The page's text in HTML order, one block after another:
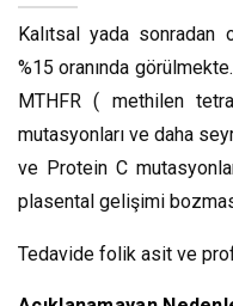
Kalıtsal yada sonradan
%15 oranında
MTHFR ( methilen
mutasyonları ve daha
ve Protein C
plasental gelişimi
Tedavide folik asit ve